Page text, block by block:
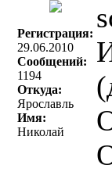
Регистрация:
29.06.2010
Сообщений:
1194
Откуда:
Ярославль
Имя:
Николай